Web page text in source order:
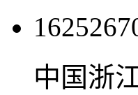
中国浙